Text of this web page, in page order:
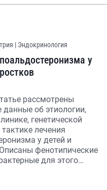
| Эндокринология
у
рассмотрены
об этиологии,
генетической
лечения
у детей и
фенотипические
для этого